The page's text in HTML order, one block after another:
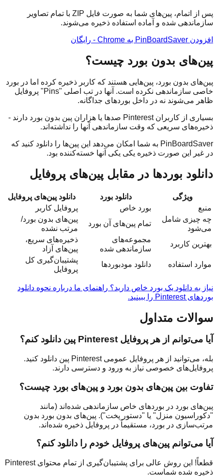
پس از اتمام، پین‌های شما به صورت فایل ZIP با تمام تصاویر
سازماندهی شده و آماده استفاده ذخیره می‌شوند.
افزودن PinBoardSaver به Chrome - رایگان
پین‌های بدون بورد چیست؟
پین‌های بدون بورد، پین‌هایی هستند که کاربر ذخیره کرده اما در بورد
خاصی سازماندهی نکرده است. آنها در تب اصلی "Pins" پروفایل
ظاهر می‌شوند نه در داخل بوردهای جداگانه.
بسیاری از کاربران Pinterest صدها یا هزاران پین بدون بورد دارند -
ذخیره‌های سریعی که وقت سازماندهی آنها را نداشته‌اند.
PinBoardSaver به شما امکان می‌دهد این پین‌ها را دانلود کنید که
در غیر این صورت ذخیره یکی یکی آنها خسته‌کننده بود.
دانلود بوردها در مقابل پین‌های پروفایل
ویژگی دانلود بورد
دانلود پین‌های پروفایل
منبع
بورد خاص
پروفایل کاربر
چه چیزی شامل
می‌شود
تمام پین‌های آن بورد
پین‌های بدون بورد/
مرتب نشده
بهترین کاربرد
مجموعه‌های
سازماندهی شده
ذخیره‌های سریع،
پین‌های آزاد
موارد استفاده
دانلود مودبوردها
پشتیبان‌گیری کل
پروفایل
نیاز به دانلود یک بورد خاص دارید؟ راهنمای ما درباره نحوه دانلود
بوردهای Pinterest را ببینید.
سوالات متداول
آیا می‌توانم از هر پروفایل Pinterest پین دانلود کنم؟
بله، می‌توانید از هر پروفایل عمومی Pinterest پین دانلود کنید.
پروفایل‌های خصوصی نیاز به ورود و دسترسی دارند.
تفاوت بین پین‌های بدون بورد و پین‌های بورد چیست؟
پین‌های بورد در بوردهای خاص سازماندهی شده‌اند (مانند
"دکوراسیون منزل" یا "دستور پخت"). پین‌های بدون بورد بدون
مرتب‌سازی در بورد، مستقیماً در پروفایل ذخیره شده‌اند.
آیا می‌توانم پین‌های پروفایل خودم را دانلود کنم؟
قطعاً! این روش عالی برای پشتیبان‌گیری از تمام محتوای Pinterest
ذخیره شده شماست.